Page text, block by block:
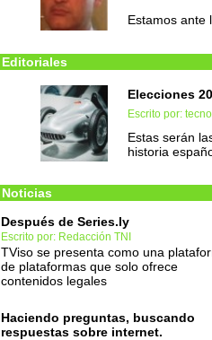
Estamos ante
Editoriales
Elecciones
Escrito por:
Estas serán
historia
Noticias
Después de Series.ly
Escrito por: Redacción TNI
TViso se presenta como una
de plataformas que solo ofrece
contenidos legales
Haciendo preguntas, buscando
respuestas sobre internet.